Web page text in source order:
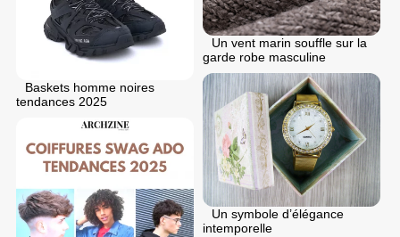
Baskets homme noires
tendances 2025
Un vent marin souffle sur la
garde robe masculine
Un symbole d’élégance
intemporelle